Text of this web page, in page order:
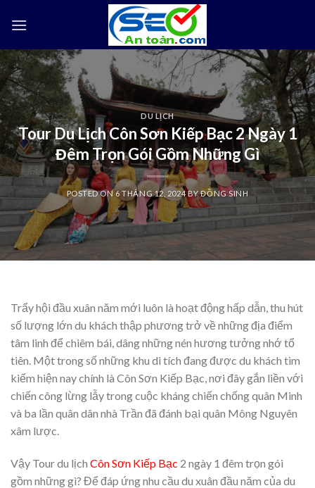
DU LỊCH
Tour Du Lịch Côn Sơn Kiếp Bạc 2 Ngày 1
Đêm Trọn Gói Gồm Những Gì
POSTED ON6 THÁNG 12, 2024BYĐỒNG SINH
Trẩy hội đầu xuân năm mới luôn là hoạt động hấp dẫn, thu hút
số lượng lớn du khách thập phương trở về những địa điểm
tâm linh để chiêm bái, dâng những nén hương tưởng nhớ tổ
tiên. Một trong số những khu di tích đang được du khách tìm
kiếm hiện nay chính là Côn Sơn Kiếp Bạc, nơi đây gắn liền với
chiến công lừng lẫy trong cuộc kháng chiến chống quân Minh
và ba lần quân dân nhà Trần đã đánh bại quân Mông Nguyên
xâm lược.
Vậy Tour du lịch Côn Sơn Kiếp Bạc 2 ngày 1 đêm trọn gói
gồm những gì? Để đáp ứng nhu cầu du xuân đầu năm của du